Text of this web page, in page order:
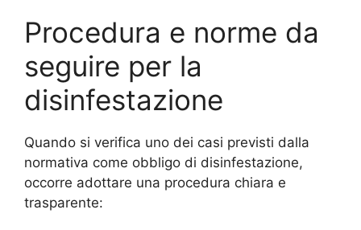
Procedura e norme da
seguire per la
disinfestazione
Quando si verifica uno dei casi previsti dalla
normativa come obbligo di disinfestazione,
occorre adottare una procedura chiara e
trasparente: